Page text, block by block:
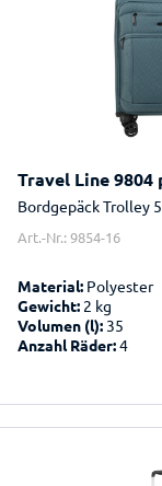
Travel Line 9804
Bordgepäck Trolley
Art.-Nr.: 9854-16
Material: Polyester
Gewicht: 2 kg
Volumen (l): 35
Anzahl Räder:4